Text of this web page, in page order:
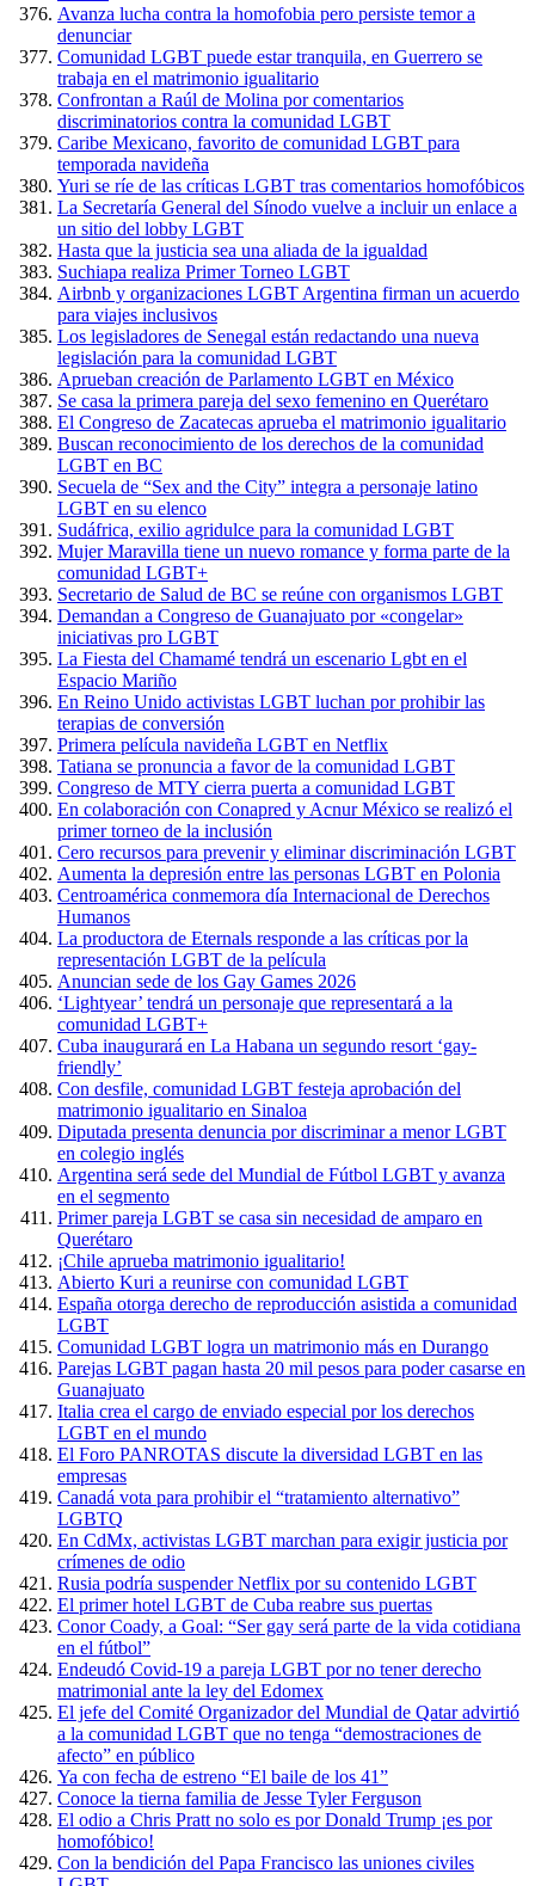
Avanza lucha contra la homofobia pero persiste temor a
denunciar
Comunidad LGBT puede estar tranquila, en Guerrero se
trabaja en el matrimonio igualitario
Confrontan a Raúl de Molina por comentarios
discriminatorios contra la comunidad LGBT
Caribe Mexicano, favorito de comunidad LGBT para
temporada navideña
Yuri se ríe de las críticas LGBT tras comentarios homofóbicos
La Secretaría General del Sínodo vuelve a incluir un enlace a
un sitio del lobby LGBT
Hasta que la justicia sea una aliada de la igualdad
Suchiapa realiza Primer Torneo LGBT
Airbnb y organizaciones LGBT Argentina firman un acuerdo
para viajes inclusivos
Los legisladores de Senegal están redactando una nueva
legislación para la comunidad LGBT
Aprueban creación de Parlamento LGBT en México
Se casa la primera pareja del sexo femenino en Querétaro
El Congreso de Zacatecas aprueba el matrimonio igualitario
Buscan reconocimiento de los derechos de la comunidad
LGBT en BC
Secuela de “Sex and the City” integra a personaje latino
LGBT en su elenco
Sudáfrica, exilio agridulce para la comunidad LGBT
Mujer Maravilla tiene un nuevo romance y forma parte de la
comunidad LGBT+
Secretario de Salud de BC se reúne con organismos LGBT
Demandan a Congreso de Guanajuato por «congelar»
iniciativas pro LGBT
La Fiesta del Chamamé tendrá un escenario Lgbt en el
Espacio Mariño
En Reino Unido activistas LGBT luchan por prohibir las
terapias de conversión
Primera película navideña LGBT en Netflix
Tatiana se pronuncia a favor de la comunidad LGBT
Congreso de MTY cierra puerta a comunidad LGBT
En colaboración con Conapred y Acnur México se realizó el
primer torneo de la inclusión
Cero recursos para prevenir y eliminar discriminación LGBT
Aumenta la depresión entre las personas LGBT en Polonia
Centroamérica conmemora día Internacional de Derechos
Humanos
La productora de Eternals responde a las críticas por la
representación LGBT de la película
Anuncian sede de los Gay Games 2026
‘Lightyear’ tendrá un personaje que representará a la
comunidad LGBT+
Cuba inaugurará en La Habana un segundo resort ‘gay-
friendly’
Con desfile, comunidad LGBT festeja aprobación del
matrimonio igualitario en Sinaloa
Diputada presenta denuncia por discriminar a menor LGBT
en colegio inglés
Argentina será sede del Mundial de Fútbol LGBT y avanza
en el segmento
Primer pareja LGBT se casa sin necesidad de amparo en
Querétaro
¡Chile aprueba matrimonio igualitario!
Abierto Kuri a reunirse con comunidad LGBT
España otorga derecho de reproducción asistida a comunidad
LGBT
Comunidad LGBT logra un matrimonio más en Durango
Parejas LGBT pagan hasta 20 mil pesos para poder casarse en
Guanajuato
Italia crea el cargo de enviado especial por los derechos
LGBT en el mundo
El Foro PANROTAS discute la diversidad LGBT en las
empresas
Canadá vota para prohibir el “tratamiento alternativo”
LGBTQ
En CdMx, activistas LGBT marchan para exigir justicia por
crímenes de odio
Rusia podría suspender Netflix por su contenido LGBT
El primer hotel LGBT de Cuba reabre sus puertas
Conor Coady, a Goal: “Ser gay será parte de la vida cotidiana
en el fútbol”
Endeudó Covid-19 a pareja LGBT por no tener derecho
matrimonial ante la ley del Edomex
El jefe del Comité Organizador del Mundial de Qatar advirtió
a la comunidad LGBT que no tenga “demostraciones de
afecto” en público
Ya con fecha de estreno “El baile de los 41”
Conoce la tierna familia de Jesse Tyler Ferguson
El odio a Chris Pratt no solo es por Donald Trump ¡es por
homofóbico!
Con la bendición del Papa Francisco las uniones civiles